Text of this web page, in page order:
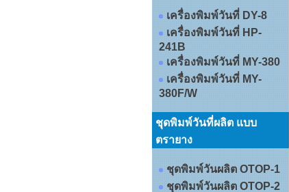
เครื่องพิมพ์วันที่ DY-8
เครื่องพิมพ์วันที่ HP-
241B
เครื่องพิมพ์วันที่ MY-380
เครื่องพิมพ์วันที่ MY-
380F/W
ชุดพิมพ์วันที่ผลิต แบบ
ตรายาง
ชุดพิมพ์วันผลิต OTOP-1
ชุดพิมพ์วันผลิต OTOP-2